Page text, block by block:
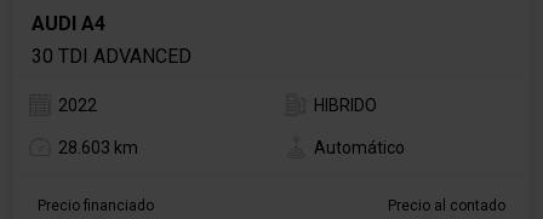
AUDI A4
30 TDI ADVANCED
2022 HIBRIDO
28.603 km Automático
Precio financiado Precio al contado